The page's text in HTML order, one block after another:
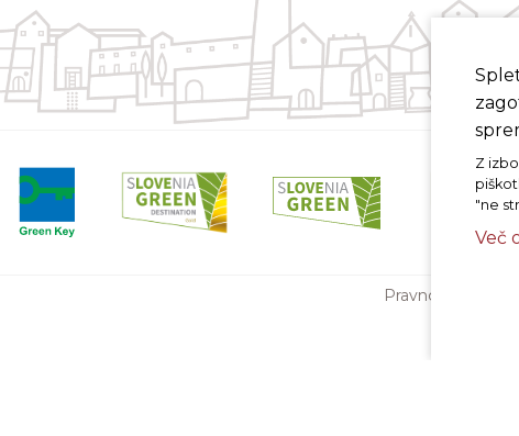
Pravno obvestilo
Z
"ne
Več